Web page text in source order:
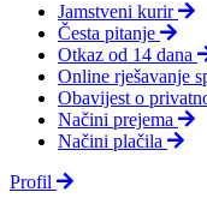
Jamstveni kurir
Česta pitanje
Otkaz od 14 dana
Online rješavanje
Obavijest o
Načini prejema
Načini plačila
Profil